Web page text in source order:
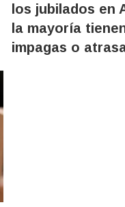
los jubilados en
la mayoría
impagas o